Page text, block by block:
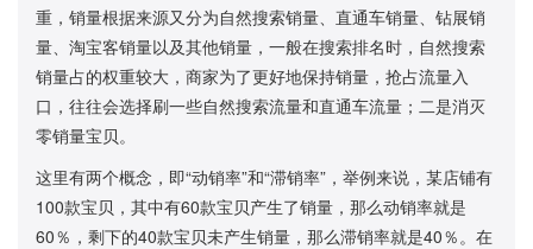
重，销量根据来源又分为自然搜索销量、直通车销量、钻展销
量、淘宝客销量以及其他销量，一般在搜索排名时，自然搜索
销量占的权重较大，商家为了更好地保持销量，抢占流量入
口，往往会选择刷一些自然搜索流量和直通车流量；二是消灭
零销量宝贝。
这里有两个概念，即“动销率”和“滞销率”，举例来说，某店铺有
100款宝贝，其中有60款宝贝产生了销量，那么动销率就是
60％，剩下的40款宝贝未产生销量，那么滞销率就是40％。在